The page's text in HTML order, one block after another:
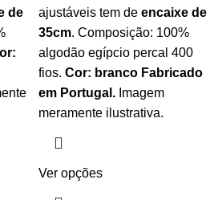
de
ajustáveis tem de encaixe de
35cm. Composição: 100%
algodão egípcio percal 400
fios. Cor: branco Fabricado
em Portugal. Imagem
meramente ilustrativa.
Ver opções